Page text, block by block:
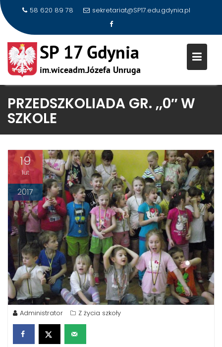
content
58 620 89 78 sekretariat@SP17.edu.gdynia.pl
PRZEDSZKOLIADA GR. ,,0″ W
SZKOLE
19
lut
2017
Administrator Z życia szkoły